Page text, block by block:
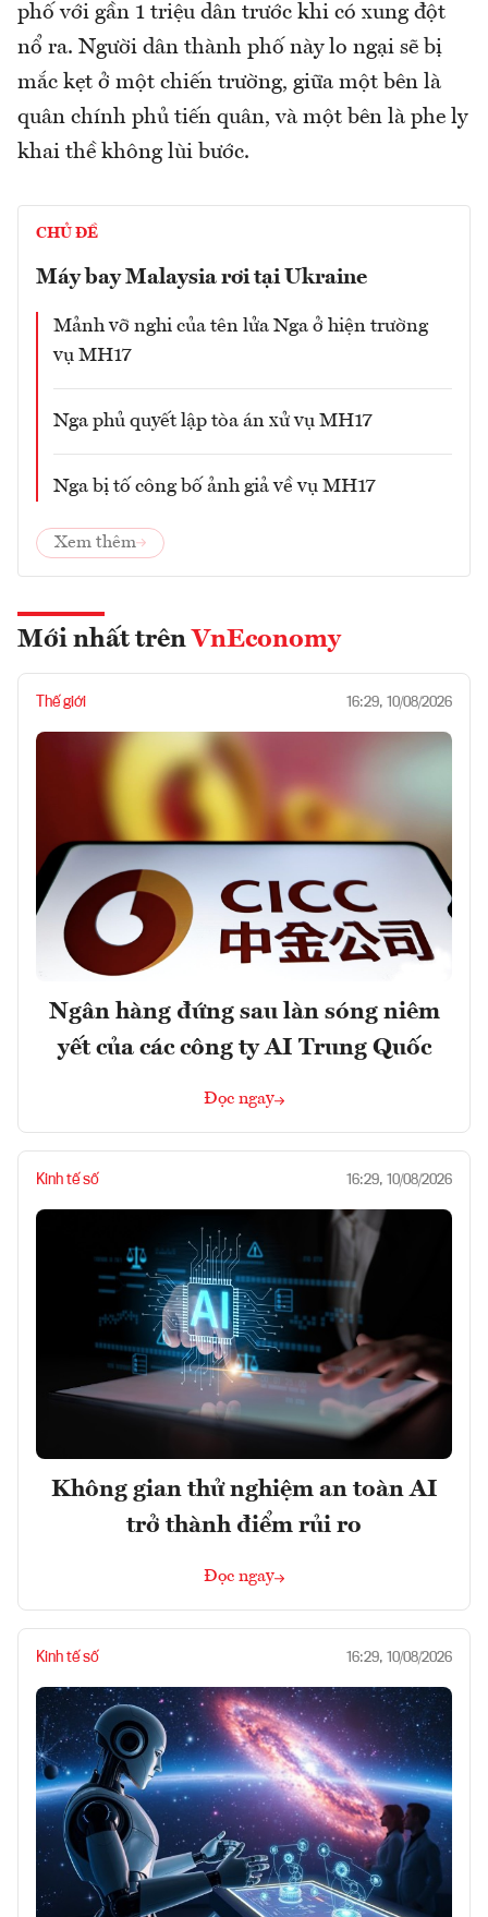
phố với gần 1 triệu dân trước khi có xung đột
nổ ra. Người dân thành phố này lo ngại sẽ bị
mắc kẹt ở một chiến trường, giữa một bên là
quân chính phủ tiến quân, và một bên là phe ly
khai thề không lùi bước.
CHỦ ĐỀ
Máy bay Malaysia rơi tại Ukraine
Mảnh vỡ nghi của tên lửa Nga ở hiện trường
vụ MH17
Nga phủ quyết lập tòa án xử vụ MH17
Nga bị tố công bố ảnh giả về vụ MH17
Xem thêm
Mới nhất trên VnEconomy
Thế giới 16:29, 10/08/2026
Ngân hàng đứng sau làn sóng niêm
yết của các công ty AI Trung Quốc
Đọc ngay
Kinh tế số 16:29, 10/08/2026
Không gian thử nghiệm an toàn AI
trở thành điểm rủi ro
Đọc ngay
Kinh tế số 16:29, 10/08/2026